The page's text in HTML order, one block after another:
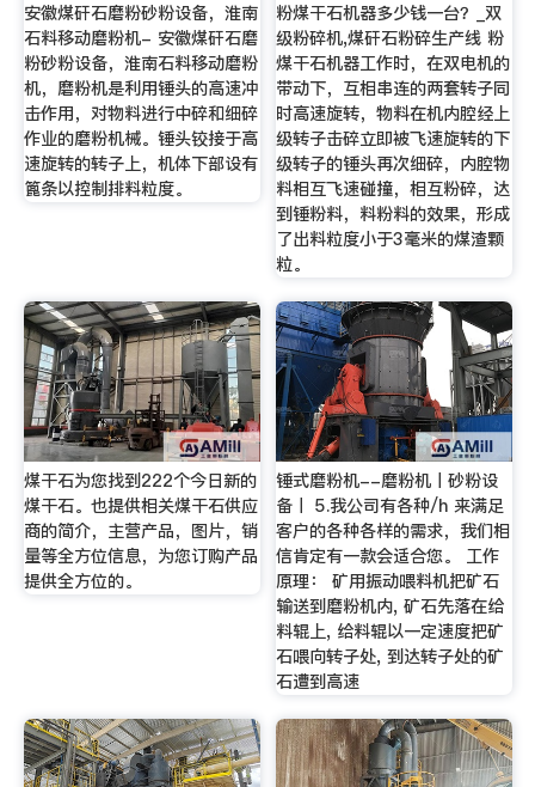
安徽煤矸石磨粉砂粉设备，淮南
石料移动磨粉机- 安徽煤矸石磨
粉砂粉设备，淮南石料移动磨粉
机，磨粉机是利用锤头的高速冲
击作用，对物料进行中碎和细碎
作业的磨粉机械。锤头铰接于高
速旋转的转子上，机体下部设有
篦条以控制排料粒度。
粉煤干石机器多少钱一台？_双
级粉碎机,煤矸石粉碎生产线 粉
煤干石机器工作时，在双电机的
带动下，互相串连的两套转子同
时高速旋转，物料在机内腔经上
级转子击碎立即被飞速旋转的下
级转子的锤头再次细碎，内腔物
料相互飞速碰撞，相互粉碎，达
到锤粉料，料粉料的效果，形成
了出料粒度小于3毫米的煤渣颗
粒。
煤干石为您找到222个今日新的
煤干石。也提供相关煤干石供应
商的简介，主营产品，图片，销
量等全方位信息，为您订购产品
提供全方位的。
锤式磨粉机--磨粉机丨砂粉设
备丨 5.我公司有各种/h 来满足
客户的各种各样的需求，我们相
信肯定有一款会适合您。 工作
原理： 矿用振动喂料机把矿石
输送到磨粉机内, 矿石先落在给
料辊上, 给料辊以一定速度把矿
石喂向转子处, 到达转子处的矿
石遭到高速